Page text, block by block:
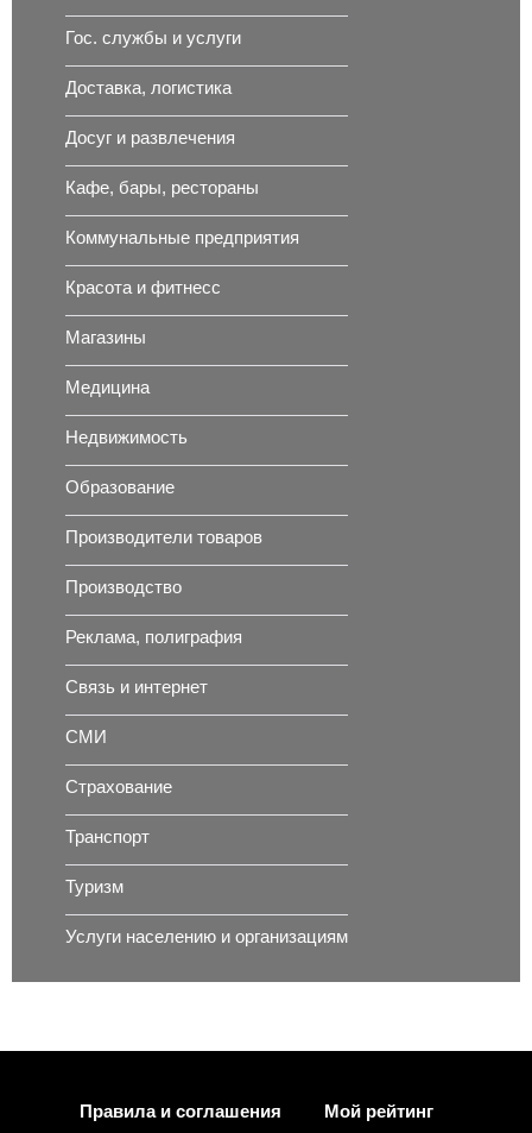
Гос. службы и услуги
Доставка, логистика
Досуг и развлечения
Кафе, бары, рестораны
Коммунальные предприятия
Красота и фитнесс
Магазины
Медицина
Недвижимость
Образование
Производители товаров
Производство
Реклама, полиграфия
Связь и интернет
СМИ
Страхование
Транспорт
Туризм
Услуги населению и организациям
Правила и соглашения Мой рейтинг